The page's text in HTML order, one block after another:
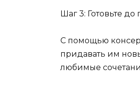
Шаг 3: Готовьте
С помощью
придавать им
любимые